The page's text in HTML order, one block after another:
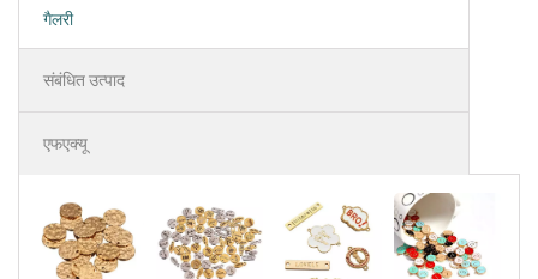
गैलरी
संबंधित उत्पाद
एफएक्यू